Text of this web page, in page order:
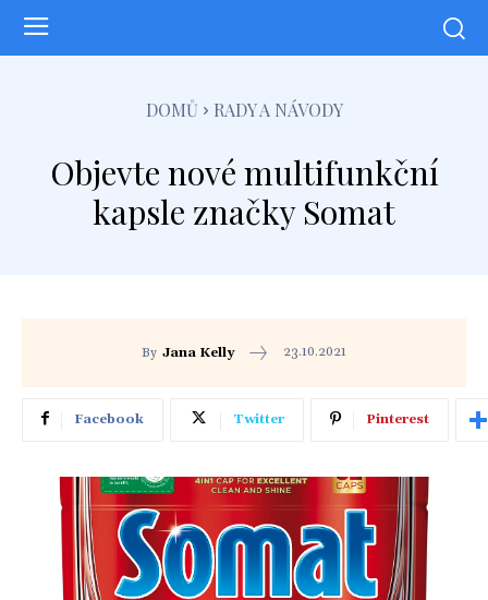
DOMŮ RADY A NÁVODY
Objevte nové multifunkční
kapsle značky Somat
By Jana Kelly 23.10.2021
Facebook Twitter Pinterest